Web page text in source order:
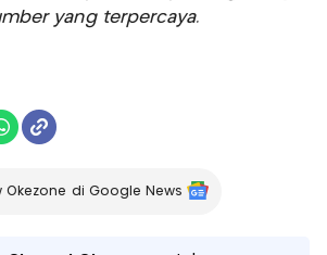
yang terpercaya.
Okezone di Google News